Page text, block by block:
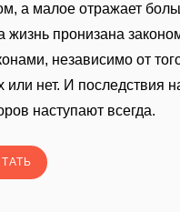
а малое отражает
жизнь пронизана
независимо от
или нет. И последствия
наступают всегда.